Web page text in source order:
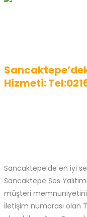
Hizmeti:
Sancaktepe’de en iyi
Sancaktepe Ses
müşteri
İletişim numarası olan